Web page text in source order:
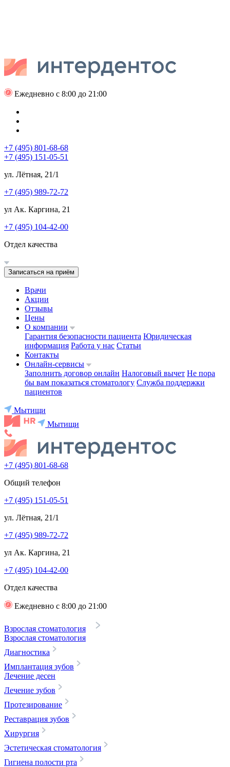
Ежедневно с 8:00 до 21:00
+7 (495) 801-68-68
+7 (495) 151-05-51
ул. Лётная, 21/1
+7 (495) 989-72-72
ул Ак. Каргина, 21
+7 (495) 104-42-00
Отдел качества
Записаться на приём
Врачи
Акции
Отзывы
Цены
О компании
Гарантия безопасности пациента Юридическая
информация Работа у нас Статьи
Контакты
Онлайн-сервисы
Заполнить договор онлайн Налоговый вычет Не пора
бы вам показаться стоматологу Служба поддержки
пациентов
Мытищи
Мытищи
+7 (495) 801-68-68
Общий телефон
+7 (495) 151-05-51
ул. Лётная, 21/1
+7 (495) 989-72-72
ул Ак. Каргина, 21
+7 (495) 104-42-00
Отдел качества
Ежедневно с 8:00 до 21:00
Взрослая стоматология
Взрослая стоматология
Диагностика
Имплантация зубов
Лечение десен
Лечение зубов
Протезирование
Реставрация зубов
Хирургия
Эстетическая стоматология
Гигиена полости рта